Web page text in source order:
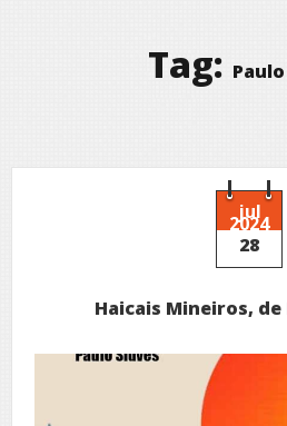
Tag:
jul
2024
28
Haicais Mineiros, de